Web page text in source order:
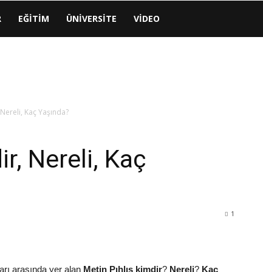
EĞITIM ÜNIVERSITE VIDEO
Kaç Yaşında?
Nereli, Kaç
1
arasında yer alan Metin Pıhlıs kimdir? Nereli? Kaç